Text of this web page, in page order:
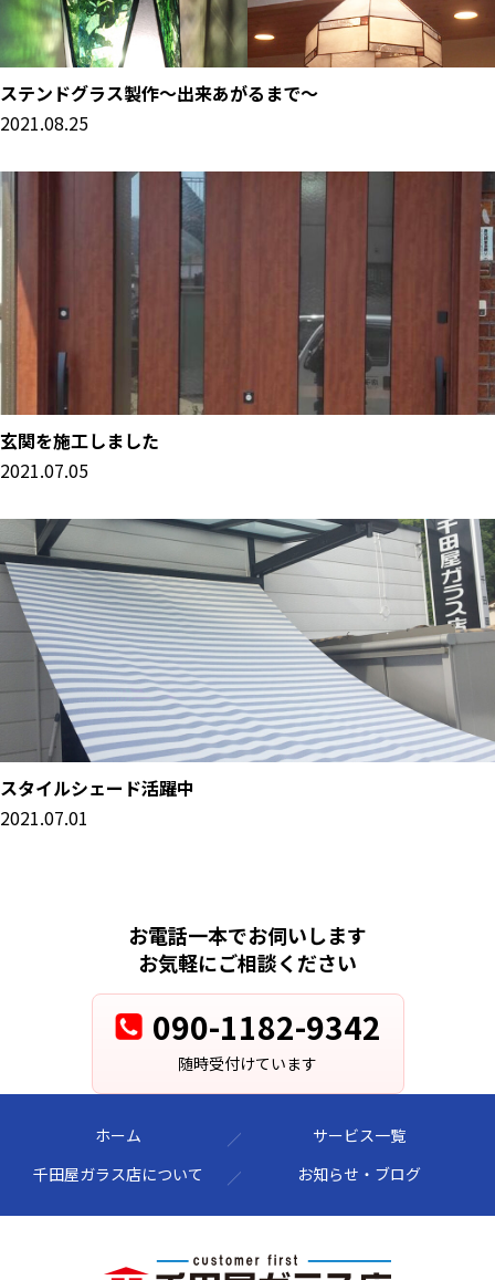
ステンドグラス製作～出来あがるまで～
2021.08.25
玄関を施工しました
2021.07.05
スタイルシェード活躍中
2021.07.01
お電話一本でお伺いします
お気軽にご相談ください
090-1182-9342
随時受付けています
ホーム
サービス一覧
千田屋ガラス店について
お知らせ・ブログ